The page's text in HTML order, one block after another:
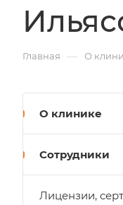
Главная — О
О клинике
Сотрудники
Лицензии,